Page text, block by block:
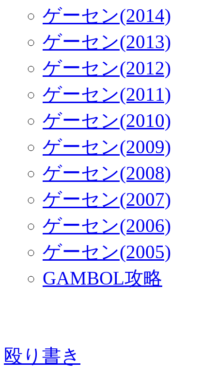
ゲーセン(2014)
ゲーセン(2013)
ゲーセン(2012)
ゲーセン(2011)
ゲーセン(2010)
ゲーセン(2009)
ゲーセン(2008)
ゲーセン(2007)
ゲーセン(2006)
ゲーセン(2005)
GAMBOL攻略
殴り書き